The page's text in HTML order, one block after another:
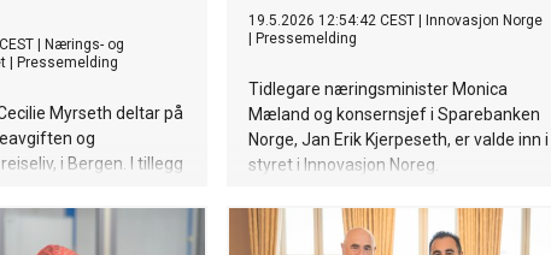
Nærings- og
Pressemelding
Myrseth deltar på
og
i Bergen. I tillegg
og sølvvareprodusent,
19.5.2026 12:54:42 CEST
Innovasjon Norge
Pressemelding
Tidlegare næringsminister Monica
Mæland og konsernsjef i Sparebanken
Norge, Jan Erik Kjerpeseth, er valde inn i
styret i Innovasjon Noreg.